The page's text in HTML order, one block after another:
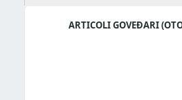
ARTICOLI GOVEĐARI